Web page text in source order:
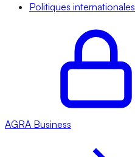
Politiques internationales
AGRA Business